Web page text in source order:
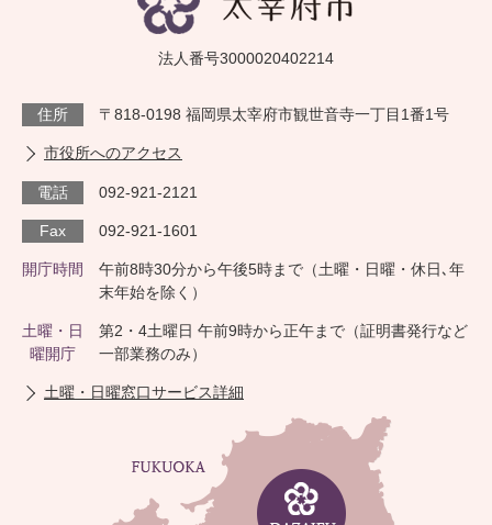
法人番号3000020402214
住所 〒818-0198 福岡県太宰府市観世音寺一丁目1番1号
市役所へのアクセス
電話 092-921-2121
Fax 092-921-1601
開庁時間
午前8時30分から午後5時まで（土曜・日曜・休日､年
末年始を除く）
土曜・日
曜開庁
第2・4土曜日 午前9時から正午まで（証明書発行など
一部業務のみ）
土曜・日曜窓口サービス詳細